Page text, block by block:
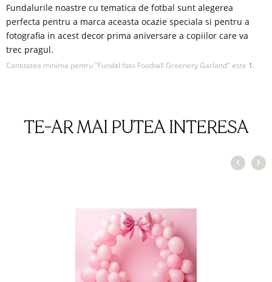
Fundalurile noastre cu tematica de fotbal sunt alegerea
perfecta pentru a marca aceasta ocazie speciala si pentru a
fotografia in acest decor prima aniversare a copiilor care va
trec pragul.
Cantitatea minima pentru "Fundal foto Football Greenery Garland" este 1.
TE-AR MAI PUTEA INTERESA